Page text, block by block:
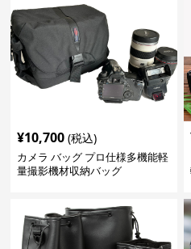
¥10,700 (税込)
カメラ バッグ プロ仕様多機能軽
量撮影機材収納バッグ